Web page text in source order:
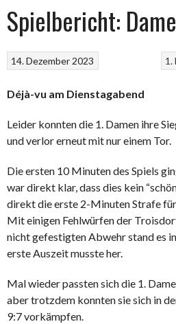
Spielbericht:
1.
14. Dezember 2023
Déjà-vu am Dienstagabend
Leider konnten die 1. Damen ihre
und verlor erneut mit nur einem Tor.
Die ersten 10 Minuten des Spiels
war direkt klar, dass dies kein
direkt die erste 2-Minuten Strafe
Mit einigen Fehlwürfen der
nicht gefestigten Abwehr stand es
erste Auszeit musste her.
Mal wieder passten sich die 1.
aber trotzdem konnten sie sich in
9:7 vorkämpfen.